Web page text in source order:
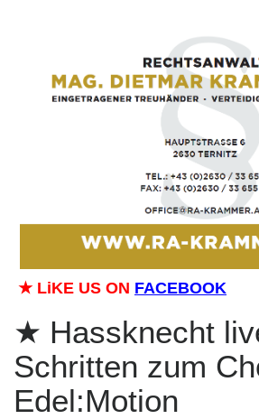
★ LiKE US ON FACEBOOK
Hassknecht
Schritten zum
Edel:Motion